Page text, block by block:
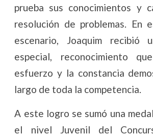
prueba sus conocimientos y
resolución de problemas. En
escenario, Joaquim recibió
especial, reconocimiento
esfuerzo y la constancia
largo de toda la competencia.
A este logro se sumó una
el nivel Juvenil del